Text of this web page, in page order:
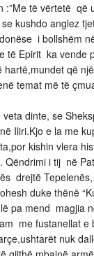
:”Me të vërtetë që
kushdo anglez
i bollshëm
të Epirit ka vende
hartë,mundet që
temat më të
dinte, se
Iliri.Kjo e la me
kishin vlera
Qëndrimi i tij në
drejtë
duke thënë
pa mend magjia
me fustanellat e
nuk